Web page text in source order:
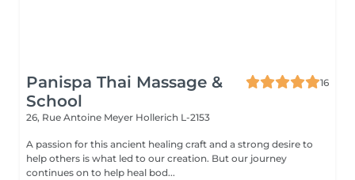
Panispa Thai Massage &
School
16
26, Rue Antoine Meyer Hollerich L-2153
A passion for this ancient healing craft and a strong desire to
help others is what led to our creation. But our journey
continues on to help heal bod...